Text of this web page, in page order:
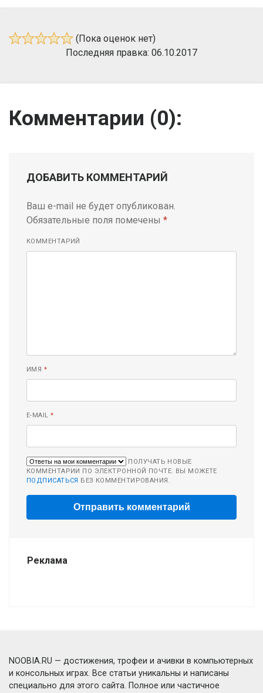
(Пока оценок нет)
Последняя правка: 06.10.2017
Комментарии (0):
ДОБАВИТЬ КОММЕНТАРИЙ
Ваш e-mail не будет опубликован.
Обязательные поля помечены *
КОММЕНТАРИЙ
ИМЯ *
E-MAIL*
ПОЛУЧАТЬ НОВЫЕ
КОММЕНТАРИИ ПО ЭЛЕКТРОННОЙ ПОЧТЕ. ВЫ МОЖЕТЕ
ПОДПИСАТЬСЯ БЕЗ КОММЕНТИРОВАНИЯ.
Реклама
NOOBIA.RU — достижения, трофеи и ачивки в компьютерных
и консольных играх. Все статьи уникальны и написаны
специально для этого сайта. Полное или частичное